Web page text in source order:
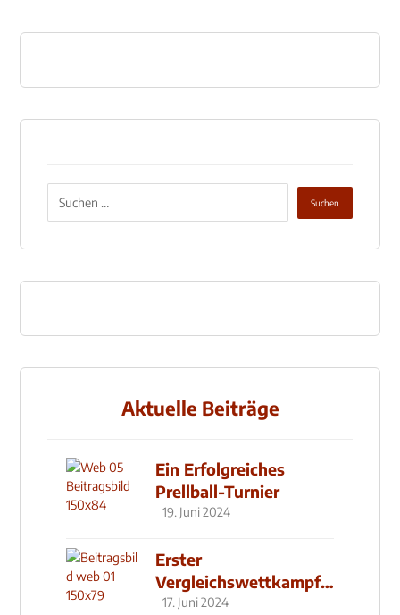
Aktuelle Beiträge
Ein Erfolgreiches
Prellball-Turnier
19. Juni 2024
Erster
Vergleichswettkampf
seit 2019
17. Juni 2024